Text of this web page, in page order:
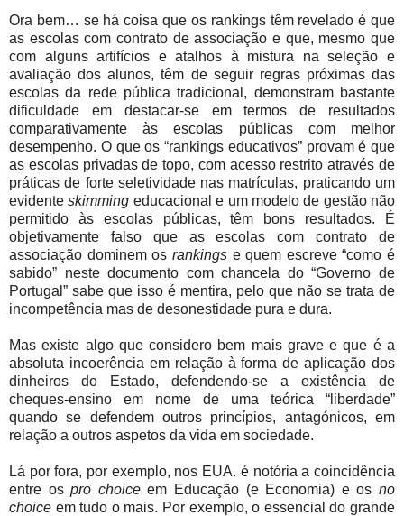
Ora bem… se há coisa que os rankings têm revelado é que
as escolas com contrato de associação e que, mesmo que
com alguns artifícios e atalhos à mistura na seleção e
avaliação dos alunos, têm de seguir regras próximas das
escolas da rede pública tradicional, demonstram bastante
dificuldade em destacar-se em termos de resultados
comparativamente às escolas públicas com melhor
desempenho. O que os “rankings educativos” provam é que
as escolas privadas de topo, com acesso restrito através de
práticas de forte seletividade nas matrículas, praticando um
evidenteskimming educacional e um modelo de gestão não
permitido às escolas públicas, têm bons resultados. É
objetivamente falso que as escolas com contrato de
associação dominem os rankingse quem escreve “como é
sabido” neste documento com chancela do “Governo de
Portugal” sabe que isso é mentira, pelo que não se trata de
incompetência mas de desonestidade pura e dura.
Mas existe algo que considero bem mais grave e que é a
absoluta incoerência em relação à forma de aplicação dos
dinheiros do Estado, defendendo-se a existência de
cheques-ensino em nome de uma teórica “liberdade”
quando se defendem outros princípios, antagónicos, em
relação a outros aspetos da vida em sociedade.
Lá por fora, por exemplo, nos EUA. é notória a coincidência
entre ospro choiceem Educação (e Economia) e osno
choice em tudo o mais. Por exemplo, o essencial do grande